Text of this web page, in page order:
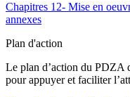
Chapitres 12- Mise en
annexes
Plan d'action
Le plan d’action du PDZA
pour appuyer et faciliter